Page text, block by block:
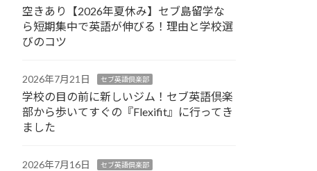
空きあり【2026年夏休み】セブ島留学な
ら短期集中で英語が伸びる！理由と学校選
びのコツ
2026年7月21日 セブ英語倶楽部
学校の目の前に新しいジム！セブ英語倶楽
部から歩いてすぐの『Flexifit』に行ってき
ました
2026年7月16日 セブ英語倶楽部